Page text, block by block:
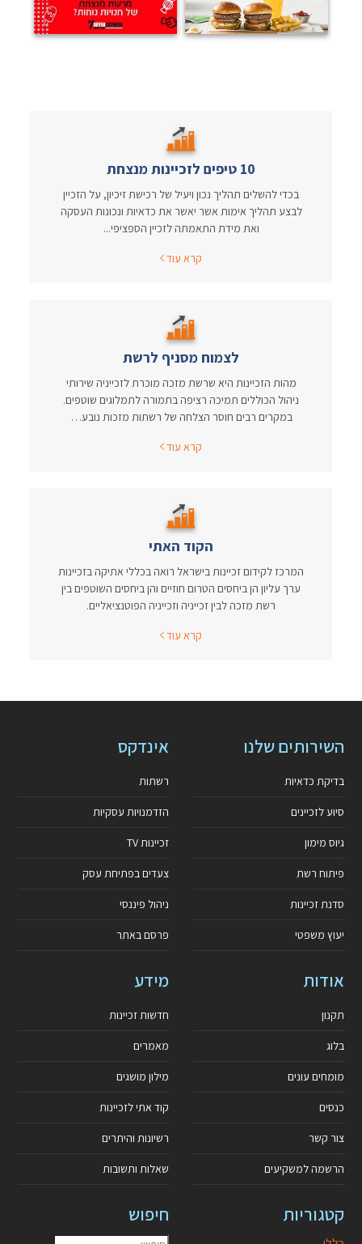
10 טיפים לזכיינות מנצחת
בכדי להשלים תהליך נכון ויעיל של רכישת זיכיון, על הזכיין
לבצע תהליך אימות אשר יאשר את כדאיות ונכונות העסקה
ואת מידת התאמתה לזכיין הספציפי...
קרא עוד
לצמוח מסניף לרשת
מהות הזכיינות היא שרשת מזכה מוכרת לזכייניה שירותי
ניהול הכוללים תמיכה רציפה בתמורה לתמלוגים שוטפים.
במקרים רבים חוסר הצלחה של רשתות מזכות נובע…
קרא עוד
הקוד האתי
המרכז לקידום זכיינות בישראל רואה בכללי אתיקה בזכיינות
ערך עליון הן ביחסים הטרום חוזיים והן ביחסים השוטפים בין
רשת מזכה לבין זכייניה וזכייניה הפוטנציאליים.
קרא עוד
השירותים שלנו
בדיקת כדאיות
סיוע לזכיינים
גיוס מימון
פיתוח רשת
סדנת זכיינות
יעוץ משפטי
אינדקס
רשתות
הזדמנויות עסקיות
זכיינות TV
צעדים בפתיחת עסק
ניהול פיננסי
פרסם באתר
אודות
תקנון
בלוג
מומחים עונים
כנסים
צור קשר
הרשמה למשקיעים
מידע
חדשות זכיינות
מאמרים
מילון מושגים
קוד אתי לזכיינות
רשיונות והיתרים
שאלות ותשובות
קטגוריות חיפוש